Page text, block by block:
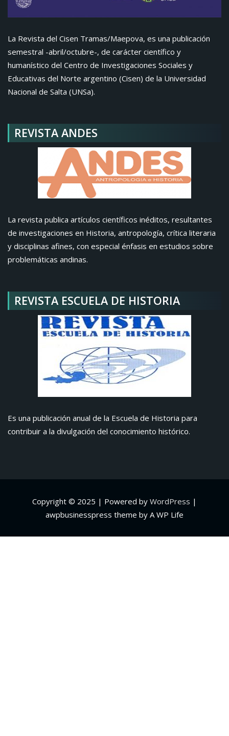
La Revista del Cisen Tramas/Maepova, es una publicación
semestral -abril/octubre-, de carácter científico y
humanístico del Centro de Investigaciones Sociales y
Educativas del Norte argentino (Cisen) de la Universidad
Nacional de Salta (UNSa).
REVISTA ANDES
La revista publica artículos científicos inéditos, resultantes
de investigaciones en Historia, antropología, crítica literaria
y disciplinas afines, con especial énfasis en estudios sobre
problemáticas andinas.
REVISTA ESCUELA DE HISTORIA
Es una publicación anual de la Escuela de Historia para
contribuir a la divulgación del conocimiento histórico.
Copyright © 2025 | Powered by WordPress |
awpbusinesspress theme by A WP Life